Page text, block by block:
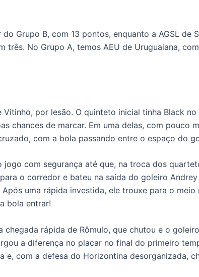
Grupo B, com 13 pontos, enquanto a AGSL de
três. No Grupo A, temos AEU de Uruguaiana,
por lesão. O quinteto inicial tinha Black no
chances de marcar. Em uma delas, com pouco
com a bola passando entre o espaço do
com segurança até que, na troca dos
o corredor e bateu na saída do goleiro
uma rápida investida, ele trouxe para o meio
bola entrar!
rápida de Rômulo, que chutou e o
a diferença no placar no final do primeiro
e, com a defesa do Horizontina desorganizada,